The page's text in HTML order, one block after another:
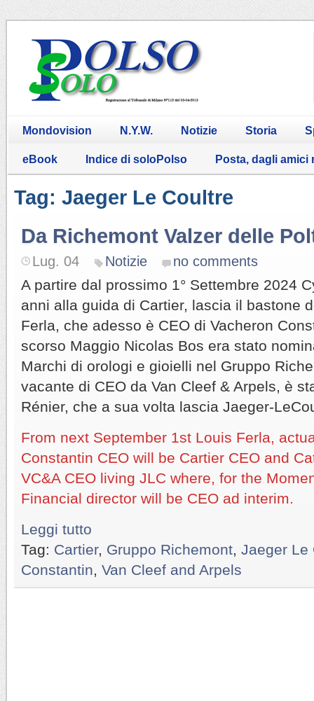
Mondovision N.Y.W. Notizie Storia
eBook Indice di soloPolso Posta, dagli amici
Tag: Jaeger Le Coultre
Da Richemont Valzer delle
Lug. 04 Notizie no comments
A partire dal prossimo 1° Settembre 2024
anni alla guida di Cartier, lascia il bastone
Ferla, che adesso è CEO di Vacheron
scorso Maggio Nicolas Bos era stato
Marchi di orologi e gioielli nel Gruppo
vacante di CEO da Van Cleef & Arpels, è
Rénier, che a sua volta lascia Jaeger-
From next September 1st Louis Ferla,
Constantin CEO will be Cartier CEO and
VC&A CEO living JLC where, for the
Financial director will be CEO ad interim.
Leggi tutto
Tag: Cartier, Gruppo Richemont Jaeger Le
Constantin Van Cleef and Arpels